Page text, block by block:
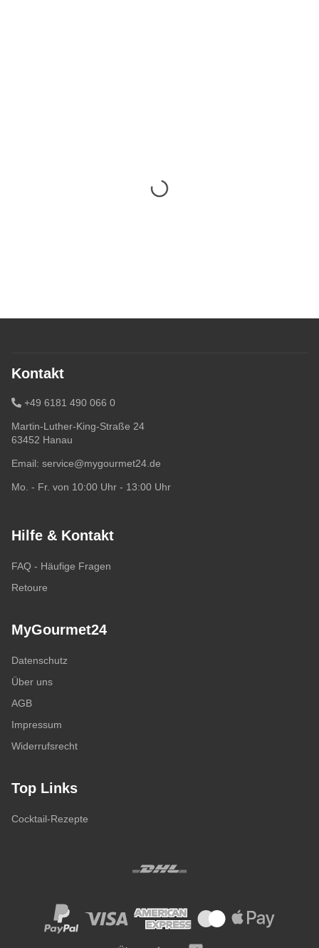
Kontakt
+49 6181 490 066 0
Martin-Luther-King-Straße 24
63452 Hanau
Email: service@mygourmet24.de
Mo. - Fr. von 10:00 Uhr - 13:00 Uhr
Hilfe & Kontakt
FAQ - Häufige Fragen
Retoure
MyGourmet24
Datenschutz
Über uns
AGB
Impressum
Widerrufsrecht
Top Links
Cocktail-Rezepte